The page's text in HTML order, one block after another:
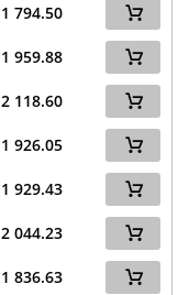
1 794.50
1 959.88
2 118.60
1 926.05
1 929.43
2 044.23
1 836.63